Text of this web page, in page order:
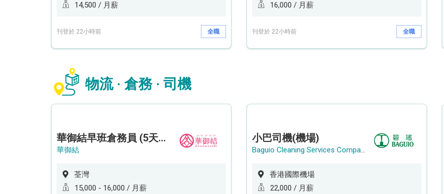
14,500 / 月薪
刊登於 22小時前 全職
16,000 / 月薪
刊登於 22小時前 全職
物流 · 倉務 · 司機
華御結早班倉務員 (5天工作週)
華御結
荃灣
15,000 - 16,000 / 月薪
小巴司機(機場)
Baguio Cleaning Services Company Limited
香港國際機場
22,000 / 月薪